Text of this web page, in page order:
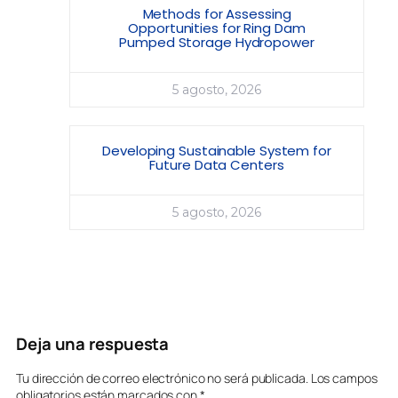
Methods for Assessing
Opportunities for Ring Dam
Pumped Storage Hydropower
5 agosto, 2026
Developing Sustainable System for
Future Data Centers
5 agosto, 2026
Deja una respuesta
Tu dirección de correo electrónico no será publicada. Los campos